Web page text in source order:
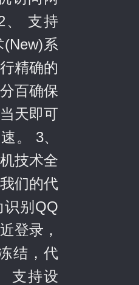
、 支持
系
精确的
百确保
天即可
。 3、
技术全
们的代
别QQ
登录，
结，代
支持设